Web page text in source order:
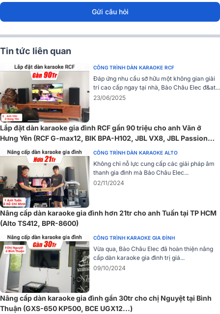
Chiều rộng mặt trước
310mm
Chiều sâu
Trọng lượng - Net
19,2k
CÓ THỂ BẠN QUAN TÂM :
>>Loa Wharfedale Pro ANGLO E10sử dụng cho karaoke gia đình,
kinh doanh,...diện tích từ 25-30m2.
Cục đẩy công suất Crown Xli2500
Cục đẩy công suất Crown Xli2500 thiết kế 2 kênh riêng biệt, Crown
XLi2500 fader có thể cung cấp các mức công suất 500W / CH (8
"stereo), 750W / CH (4" stereo) và 1500W (8 "bridge) mang đến
âm thanh mạnh mẽ và sống động.
Gửi câu hỏi
Tin tức liên quan
CÔNG TRÌNH DÀN KARAOKE RCF
Đáp ứng nhu cầu sở hữu một không gian giải
trí cao cấp ngay tại nhà, Bảo Châu Elec đ&at...
23/06/2025
Lắp đặt dàn karaoke gia đình RCF gần 90 triệu cho anh Văn ở
Hưng Yên (RCF G-max12, BIK BPA-H102, JBL VX8, JBL Passion
12SP, BIK BJ-U500II,...)
CÔNG TRÌNH DÀN KARAOKE ALTO
Không chỉ nỗ lực cung cấp các giải pháp âm
thanh gia đình mà Bảo Châu Elec...
02/11/2024
Nâng cấp dàn karaoke gia đình hơn 21tr cho anh Tuấn tại TP HCM
(Alto TS412, BPR-8600)
CÔNG TRÌNH KARAOKE GIA ĐÌNH
Vừa qua, Bảo Châu Elec đã hoàn thiện nâng
cấp dàn karaoke gia đình trị giá...
09/10/2024
Nâng cấp dàn karaoke gia đình gần 30tr cho chị Nguyệt tại Bình
Thuận (GXS-650 KP500, BCE UGX12...)